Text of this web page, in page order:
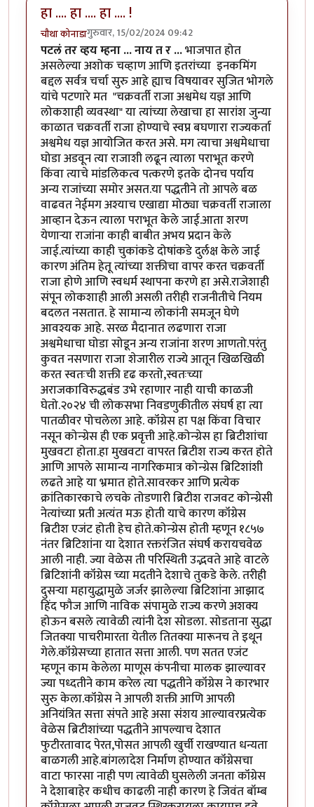
हा .... हा .... हा .... !
चौथा कोनाडागुरुवार, 15/02/2024 09:42
पटलं तर व्हय म्हना ... नाय त र ...भाजपात होत
असलेल्या अशोक चव्हाण आणि इतरांच्या इनकमिंग
बद्दल सर्वत्र चर्चा सुरु आहे ह्याच विषयावर सुजित भोगले
यांचे पटणारे मत "चक्रवर्ती राजा अश्वमेध यज्ञ आणि
लोकशाही व्यवस्था" या त्यांच्या लेखाचा हा सारांश जुन्या
काळात चक्रवर्ती राजा होण्याचे स्वप्न बघणारा राज्यकर्ता
अश्वमेध यज्ञ आयोजित करत असे. मग त्याचा अश्वमेधाचा
घोडा अडवून त्या राजाशी लढून त्याला पराभूत करणे
किंवा त्याचे मांडलिकत्व पत्करणे इतके दोनच पर्याय
अन्य राजांच्या समोर असत.या पद्धतीने तो आपले बळ
वाढवत नेईमग अश्याच एखाद्या मोठ्या चक्रवर्ती राजाला
आव्हान देऊन त्याला पराभूत केले जाई.आता शरण
येणाऱ्या राजांना काही बाबीत अभय प्रदान केले
जाई.त्यांच्या काही चुकांकडे दोषांकडे दुर्लक्ष केले जाई
कारण अंतिम हेतू त्यांच्या शक्तीचा वापर करत चक्रवर्ती
राजा होणे आणि स्वधर्म स्थापना करणे हा असे.राजेशाही
संपून लोकशाही आली असली तरीही राजनीतीचे नियम
बदलत नसतात. हे सामान्य लोकांनी समजून घेणे
आवश्यक आहे. सरळ मैदानात लढणारा राजा
अश्वमेधाचा घोडा सोडून अन्य राजांना शरण आणतो.परंतु
कुवत नसणारा राजा शेजारील राज्ये आतून खिळखिळी
करत स्वतःची शक्ती दृढ करतो,स्वतःच्या
अराजकाविरुद्धबंड उभे रहाणार नाही याची काळजी
घेतो.२०२४ ची लोकसभा निवडणुकीतील संघर्ष हा त्या
पातळीवर पोचलेला आहे. कॉंग्रेस हा पक्ष किंवा विचार
नसून कोन्ग्रेस ही एक प्रवृत्ती आहे.कोन्ग्रेस हा ब्रिटीशांचा
मुखवटा होता.हा मुखवटा वापरत ब्रिटीश राज्य करत होते
आणि आपले सामान्य नागरिकमात्र कोन्ग्रेस ब्रिटिशांशी
लढते आहे या भ्रमात होते.सावरकर आणि प्रत्येक
क्रांतिकारकाचे लचके तोडणारी ब्रिटीश राजवट कोन्ग्रेसी
नेत्यांच्या प्रती अत्यंत मऊ होती याचे कारण कॉंग्रेस
ब्रिटीश एजंट होती हेच होते.कोन्ग्रेस होती म्हणून १८५७
नंतर ब्रिटिशांना या देशात रक्तरंजित संघर्ष करायचवेळ
आली नाही. ज्या वेळेस ती परिस्थिती उद्भवते आहे वाटले
ब्रिटिशांनी कॉंग्रेस च्या मदतीने देशाचे तुकडे केले. तरीही
दुसऱ्या महायुद्धामुळे जर्जर झालेल्या ब्रिटिशांना आझाद
हिंद फौज आणि नाविक संपामुळे राज्य करणे अशक्य
होऊन बसले त्यावेळी त्यांनी देश सोडला. सोडताना सुद्धा
जितक्या पाचरीमारता येतील तितक्या मारूनच ते इथून
गेले.कॉंग्रेसच्या हातात सत्ता आली. पण सतत एजंट
म्हणून काम केलेला माणूस कंपनीचा मालक झाल्यावर
ज्या पध्दतीने काम करेल त्या पद्धतीने कॉंग्रेस ने कारभार
सुरु केला.कॉंग्रेस ने आपली शक्ती आणि आपली
अनियंत्रित सत्ता संपते आहे असा संशय आल्यावरप्रत्येक
वेळेस ब्रिटीशांच्या पद्धतीने आपल्याच देशात
फुटीरतावाद पेरत,पोसत आपली खुर्ची राखण्यात धन्यता
बाळगली आहे.बांगलादेश निर्माण होण्यात कॉंग्रेसचा
वाटा फारसा नाही पण त्यावेळी घुसलेली जनता कॉंग्रेस
ने देशाबाहेर कधीच काढली नाही कारण हे जिवंत बॉम्ब